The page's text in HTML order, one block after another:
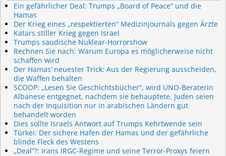
Ein gefährlicher Deal: Trumps „Board of Peace“ und die
Hamas
Der Krieg eines „respektierten“ Medizinjournals gegen Ärzte
Katars stiller Krieg gegen Israel
Trumps saudische Nuklear-Horrorshow
Rechnen Sie nach: Warum Europa es möglicherweise nicht
schaffen wird
Der Hamas‘ neuester Trick: Aus der Regierung ausscheiden,
die Waffen behalten
SCOOP: „Lesen Sie Geschichtsbücher“, wird UNO-Beraterin
Albanese entgegnet, nachdem sie behauptete, Juden seien
nach der Inquisition nur in arabischen Ländern gut
behandelt worden
Dies sollte Israels Antwort auf Trumps Kehrtwende sein
Türkei: Der sichere Hafen der Hamas und der gefährliche
blinde Fleck des Westens
„Deal“?: Irans IRGC-Regime und seine Terror-Proxys feiern